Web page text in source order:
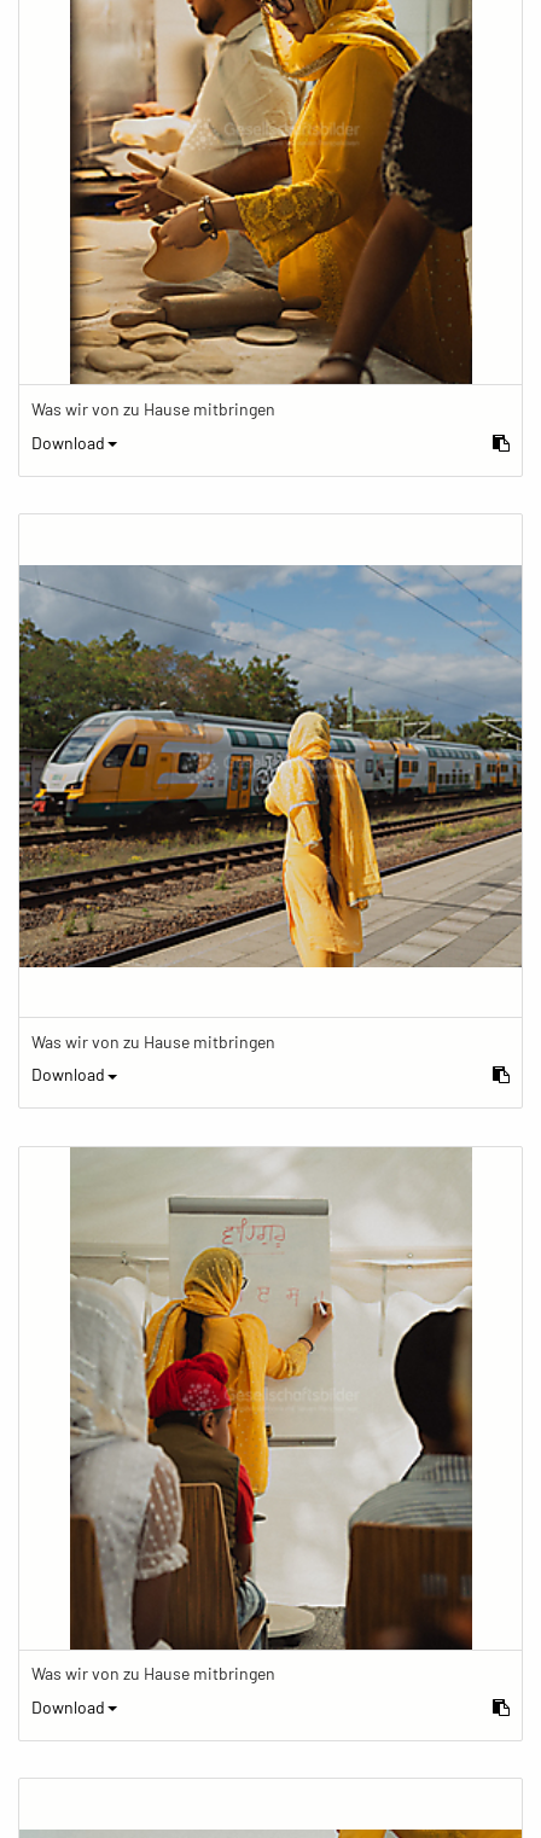
Was wir von zu Hause mitbringen
Download
Was wir von zu Hause mitbringen
Download
Was wir von zu Hause mitbringen
Download